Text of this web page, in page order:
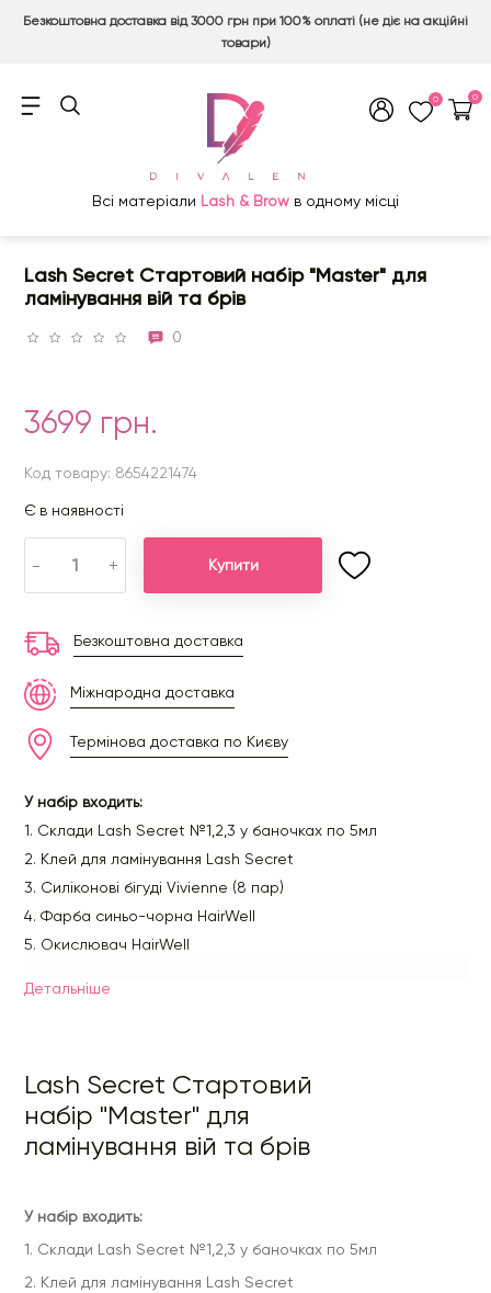
Безкоштовна доставка від 3000 грн при 100% оплаті (не діє на акційні
товари)
0 0
Всі матеріали Lash & Brow в одному місці
Lash Secret Стартовий набір "Master" для
ламінування вій та брів
0
3699 грн.
Код товару: 8654221474
Є в наявності
- + Купити
Безкоштовна доставка
Міжнародна доставка
Термінова доставка по Києву
У набір входить:
1. Склади Lash Secret №1,2,3 у баночках по 5мл
2. Клей для ламінування Lash Secret
3. Силіконові бігуді Vivienne (8 пар)
4. Фарба синьо-чорна HairWell
5. Окислювач HairWell
7. Аплікатор
Детальнiше
Lash Secret Стартовий
набір "Master" для
ламінування вій та брів
У набір входить:
1. Склади Lash Secret №1,2,3 у баночках по 5мл
2. Клей для ламінування Lash Secret